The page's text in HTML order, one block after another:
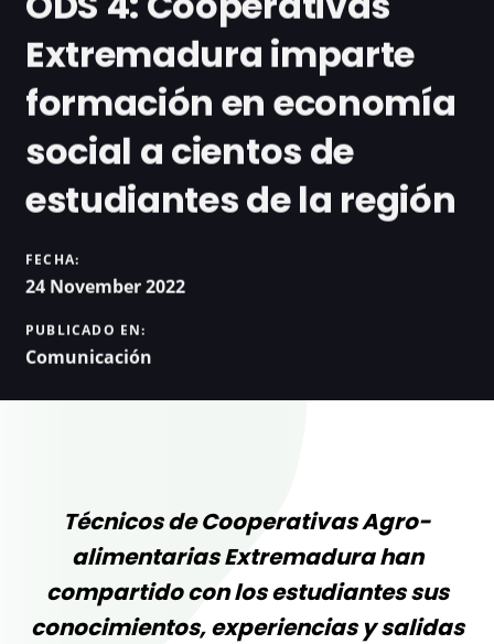
Extremadura imparte
formación en economía
social a cientos de
estudiantes de la región
FECHA:
24 November 2022
PUBLICADO EN:
Comunicación
Técnicos de Cooperativas Agro-
alimentarias Extremadura han
compartido con los estudiantes sus
conocimientos, experiencias y salidas